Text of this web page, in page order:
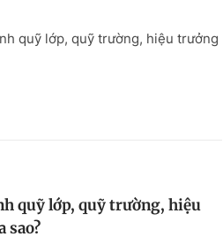
quỹ lớp, quỹ trường, hiệu trưởng
quỹ lớp, quỹ trường, hiệu
sao?